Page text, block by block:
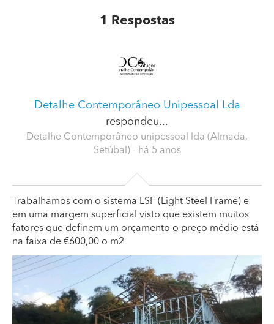
1 Respostas
Detalhe Contemporâneo Unipessoal Lda
respondeu...
Detalhe Contemporâneo unipessoal lda (Almada,
Setúbal) - há 5 anos
Trabalhamos com o sistema LSF (Light Steel Frame) e
em uma margem superficial visto que existem muitos
fatores que definem um orçamento o preço médio está
na faixa de €600,00 o m2